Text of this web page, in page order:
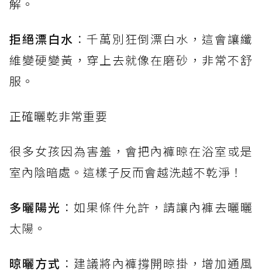
解。
拒絕漂白水 ：千萬別狂倒漂白水，這會讓纖
維變硬變黃，穿上去就像在磨砂，非常不舒
服。
正確曬乾非常重要
很多女孩因為害羞，會把內褲晾在浴室或是
室內陰暗處。這樣子反而會越洗越不乾淨！
多曬陽光 ：如果條件允許，請讓內褲去曬曬
太陽。
晾曬方式 ：建議將內褲撐開晾掛，增加通風